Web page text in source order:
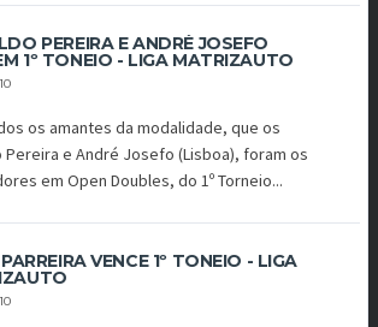
PEREIRA E ANDRÉ JOSEFO
1º TONEIO - LIGA MATRIZAUTO
os amantes da modalidade, que os
Pereira e André Josefo (Lisboa), foram os
em Open Doubles, do 1º Torneio...
VENCE 1º TONEIO - LIGA